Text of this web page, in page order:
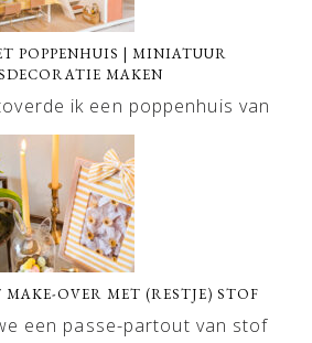
POPPENHUIS | MINIATUUR
MAKEN
ik een poppenhuis van
OVER MET (RESTJE) STOF
een passe-partout van stof